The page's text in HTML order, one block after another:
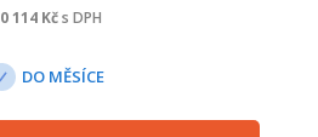
114Kč s DPH
DO MĚSÍCE